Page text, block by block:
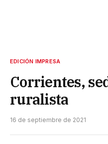
EDICIÓN IMPRESA
Corrientes,
ruralista
16 de septiembre de 2021